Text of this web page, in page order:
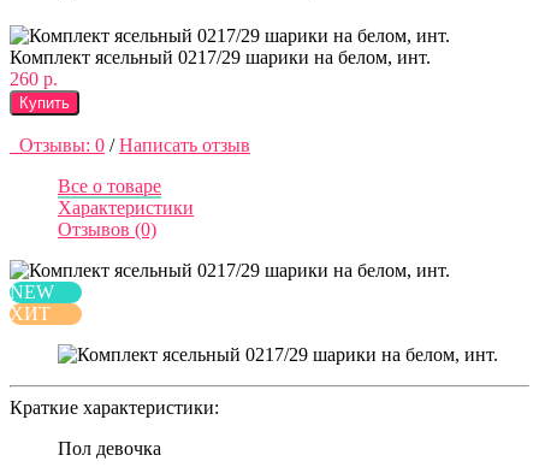
Комплект ясельный 0217/29 шарики на белом, инт.
260 р.
Купить
Отзывы: 0 / Написать отзыв
Все о товаре
Характеристики
Отзывов (0)
NEW
ХИТ
Краткие характеристики:
Пол девочка